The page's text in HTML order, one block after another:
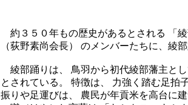
約３５０年もの歴史があるとされる 「
（荻野素尚会長） のメンバーたちに、綾
綾部踊りは、 鳥羽から初代綾部藩主と
とされている。 特徴は、 力強く踏む足拍
振りや足運びは、 農民が年貢米を高台に